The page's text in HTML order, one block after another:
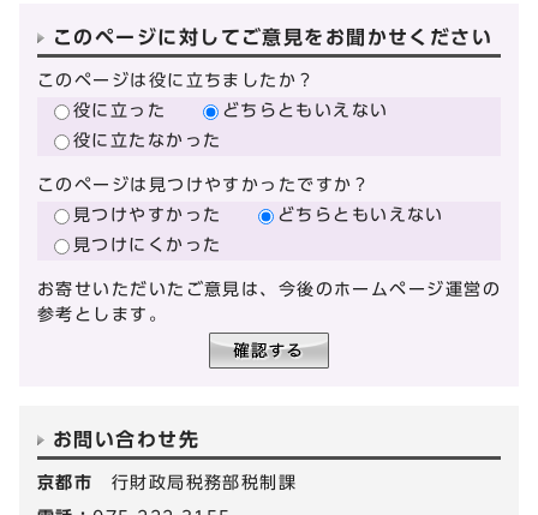
このページに対してご意見をお聞かせください
このページは役に立ちましたか？
役に立った
どちらともいえない
役に立たなかった
このページは見つけやすかったですか？
見つけやすかった
どちらともいえない
見つけにくかった
お寄せいただいたご意見は、今後のホームページ運営の
参考とします。
お問い合わせ先
京都市 行財政局税務部税制課